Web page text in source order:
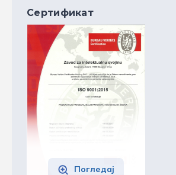
Сертификат
Погледај